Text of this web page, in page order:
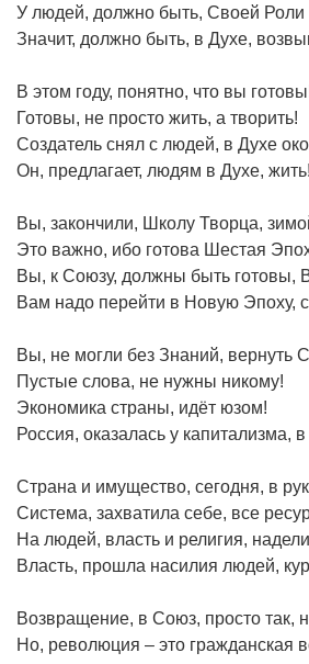
У людей, должно быть, Своей Роли
Значит, должно быть, в Духе,
В этом году, понятно, что вы
Готовы, не просто жить, а творить!
Создатель снял с людей, в Духе
Он, предлагает, людям в Духе, жить!
Вы, закончили, Школу Творца,
Это важно, ибо готова Шестая
Вы, к Союзу, должны быть готовы,
Вам надо перейти в Новую Эпоху,
Вы, не могли без Знаний, вернуть
Пустые слова, не нужны никому!
Экономика страны, идёт юзом!
Россия, оказалась у капитализма,
Страна и имущество, сегодня, в
Система, захватила себе, все
На людей, власть и религия,
Власть, прошла насилия людей,
Возвращение, в Союз, просто так,
Но, революция – это гражданская